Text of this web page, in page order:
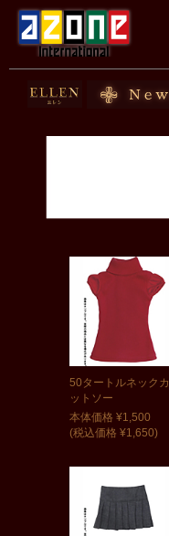
50タートルネックカ
ットソー
本体価格 ¥1,500
(税込価格 ¥1,650)